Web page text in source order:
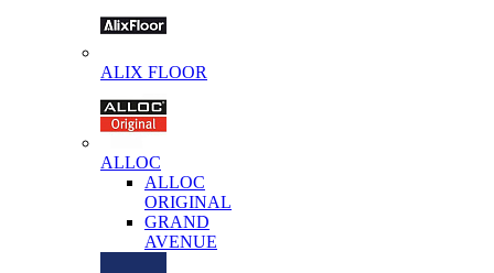
ALIX FLOOR
ALLOC
ALLOC
ORIGINAL
GRAND
AVENUE